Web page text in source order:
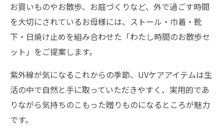
お買いものやお散歩、お庭づくりなど、外で過ごす時間
を大切にされているお母様には、ストール・巾着・靴
下・日焼け止めを組み合わせた「わたし時間のお散歩セ
ット」をご提案します。
紫外線が気になるこれからの季節、UVケアアイテムは生
活の中で自然と手に取っていただきやすく、実用的であ
りながら気持ちのこもった贈りものになるところが魅力
です。